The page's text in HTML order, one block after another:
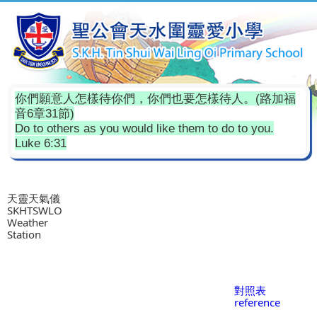
你們願意人怎樣待你們，你們也要怎樣待人。(路加福
音6章31節)
Do to others as you would like them to do to you.
Luke 6:31
天靈天氣儀
SKHTSWLO
Weather
Station
對照表
reference